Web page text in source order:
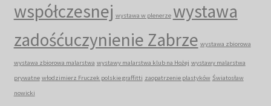
współczesnej wystawa w plenerze wystawa
zadośćuczynienie Zabrze wystawa zbiorowa
wystawa zbiorowa malarstwa wystawy malarstwa klub na Hożej wystawy malarstwa
prywatne włodzimierz Fruczek polskie graffitti zaopatrzenie plastyków Światosław
nowicki